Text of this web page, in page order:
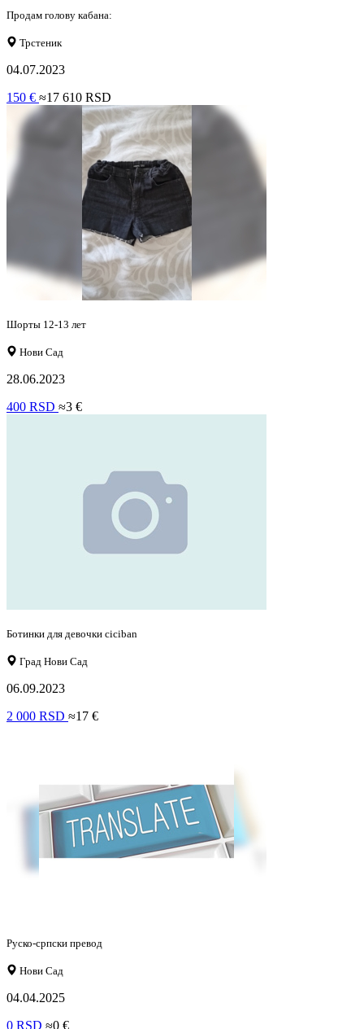
Продам голову кабана:
Трстеник
04.07.2023
150 € ≈17 610 RSD
Шорты 12-13 лет
Нови Сад
28.06.2023
400 RSD ≈3 €
Ботинки для девочки ciciban
Град Нови Сад
06.09.2023
2 000 RSD ≈17 €
Руско-српски превод
Нови Сад
04.04.2025
0 RSD ≈0 €